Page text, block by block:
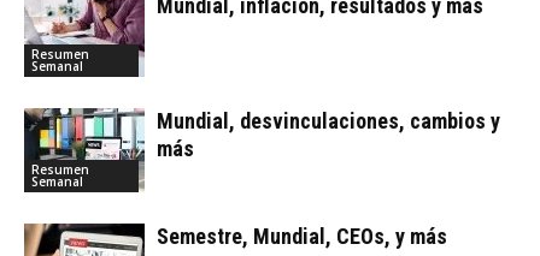
Resumen
Semanal
Mundial, inflación, resultados y más
Resumen
Semanal
Mundial, desvinculaciones, cambios y
más
Semestre, Mundial, CEOs, y más